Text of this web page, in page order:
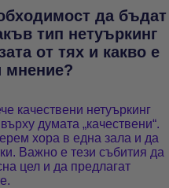
да бъдат
тип нетуъркинг
от тях и какво е
мнение?
качествени нетуъркинг
думата „качествени“.
хора в една зала и да
Важно е тези събития да
цел и да предлагат